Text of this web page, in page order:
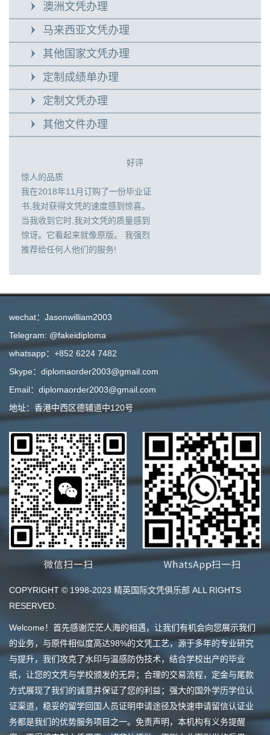
澳洲文凭办理
马来西亚文凭办理
其他国家文凭办理
定制成绩单办理
定制文凭办理
其他文件办理
好评
惊人的品质
我在2018年11月订购了一份毕业证
书,我对获得文凭的速度感到惊喜。
当我收到它时,我对文凭的质量感到
惊讶。它看起来就像原版。 我强烈
推荐给任何人他们的服务!
wechat：Jasonwilliam2003
Telegram: @fakeidiploma
whatsapp：+852 6224 7482
Skype：diplomaorder2003@gmail.com
Email：diplomaorder2003@gmail.com
地址：香港中西区德辅道中120号
COPYRIGHT © 1998-2023 精英国际文凭俱乐部 ALL RIGHTS
RESERVED.
Welcome！首先感谢茫茫人海的相遇，让我们有机会向您展示我们
的业务，与原件相似度高达98%的文凭工艺，源于多年的专业研究
与提升，我们攻克了水印与温感防伪技术，结合学校出产的毕业
纸，让您的文凭与学校颁发的无异；合理的交易流程，定金与尾款
方式展现了我们的诚意并保证了您的利益；强大的国外学历学位认
证渠道，稳妥的留学回国人员证明申请途径及快速申请留信认证业
务都是我们的优势服务项目之一。免责声明，本机构有义务提醒